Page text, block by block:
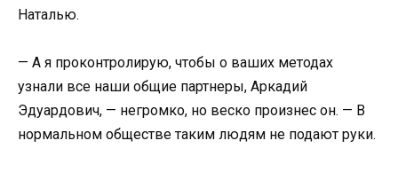
Наталью.
— А я проконтролирую, чтобы о ваших методах
узнали все наши общие партнеры, Аркадий
Эдуардович, — негромко, но веско произнес он. — В
нормальном обществе таким людям не подают руки.